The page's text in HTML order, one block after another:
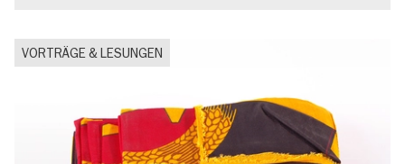
VORTRÄGE & LESUNGEN